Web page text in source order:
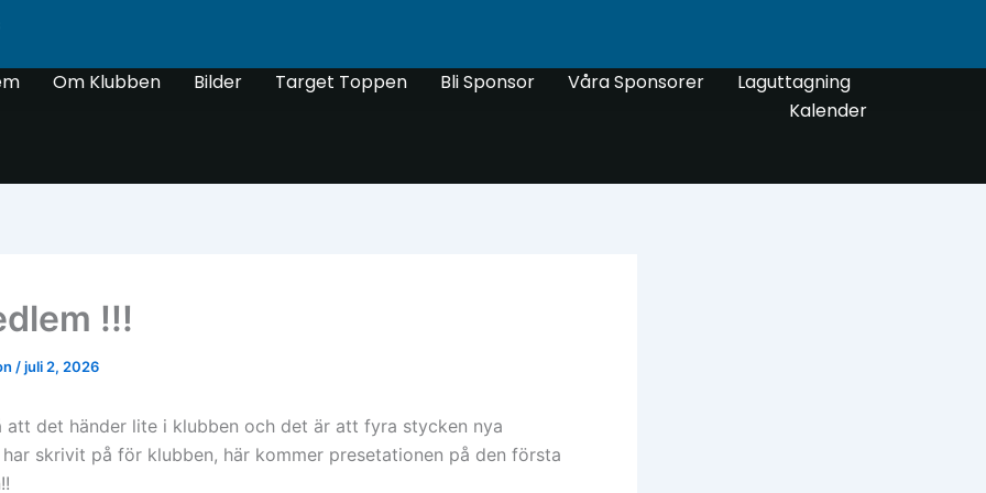
Om Klubben Bilder Target Toppen Bli Sponsor Våra Sponsorer
Laguttagning
Kalender
!!!
/juli 2, 2026
att det händer lite i klubben och det är att fyra stycken nya
har skrivit på för klubben, här kommer presetationen på den första